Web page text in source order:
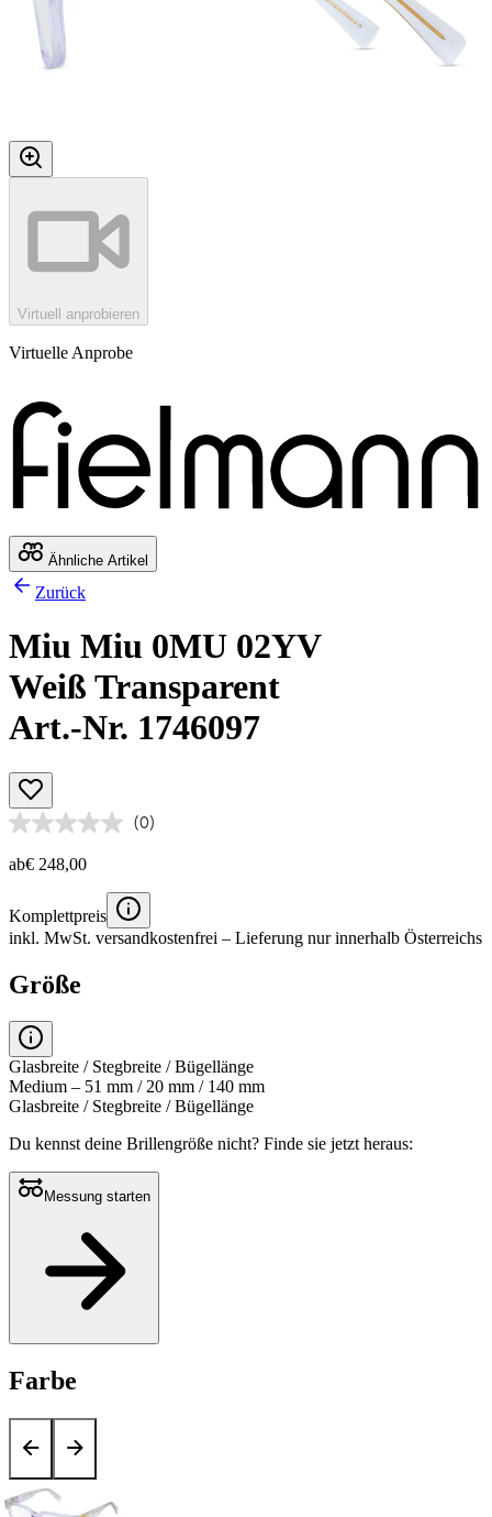
Virtuell anprobieren
Virtuelle Anprobe
Ähnliche Artikel
Zurück
Miu Miu 0MU 02YV
Weiß Transparent
Art.-Nr. 1746097
(0)
ab€ 248,00
Komplettpreis
inkl. MwSt. versandkostenfrei – Lieferung nur innerhalb Österreichs
Größe
Glasbreite / Stegbreite / Bügellänge
Medium – 51 mm / 20 mm / 140 mm
Glasbreite / Stegbreite / Bügellänge
Du kennst deine Brillengröße nicht? Finde sie jetzt heraus:
Messung starten
Farbe